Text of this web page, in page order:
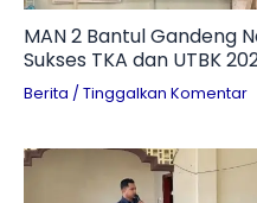
MAN 2 Bantul Gandeng
Sukses TKA dan UTBK
Berita / Tinggalkan Komentar